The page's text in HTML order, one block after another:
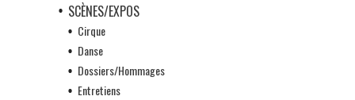
SCÈNES/EXPOS
Cirque
Danse
Dossiers/Hommages
Entretiens